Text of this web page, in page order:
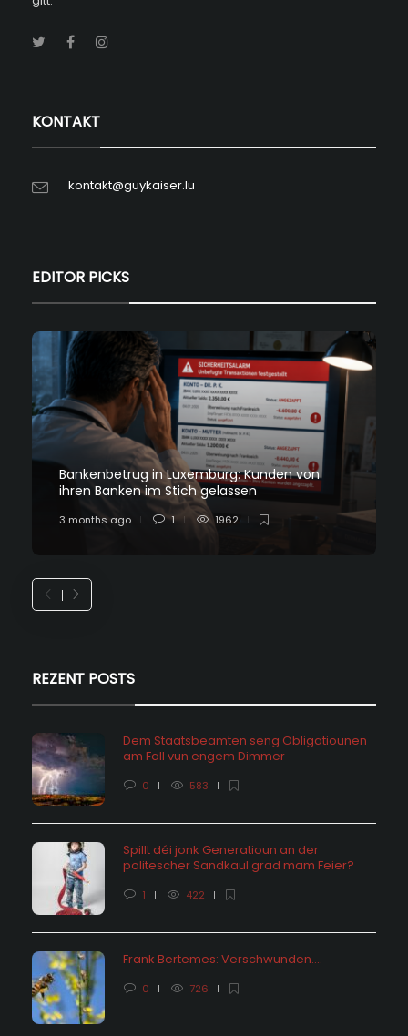
KONTAKT
kontakt@guykaiser.lu
EDITOR PICKS
Bankenbetrug in Luxemburg: Kunden von
ihren Banken im Stich gelassen
3 months ago 1 1962
REZENT POSTS
Dem Staatsbeamten seng Obligatiounen
am Fall vun engem Dimmer
0 583
Spillt déi jonk Generatioun an der
politescher Sandkaul grad mam Feier?
1 422
Frank Bertemes: Verschwunden….
0 726